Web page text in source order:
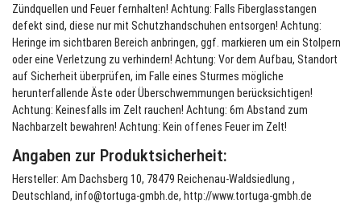
Zündquellen und Feuer fernhalten! Achtung: Falls Fiberglasstangen
defekt sind, diese nur mit Schutzhandschuhen entsorgen! Achtung:
Heringe im sichtbaren Bereich anbringen, ggf. markieren um ein Stolpern
oder eine Verletzung zu verhindern! Achtung: Vor dem Aufbau, Standort
auf Sicherheit überprüfen, im Falle eines Sturmes mögliche
herunterfallende Äste oder Überschwemmungen berücksichtigen!
Achtung: Keinesfalls im Zelt rauchen! Achtung: 6m Abstand zum
Nachbarzelt bewahren! Achtung: Kein offenes Feuer im Zelt!
Angaben zur Produktsicherheit:
Hersteller: Am Dachsberg 10, 78479 Reichenau-Waldsiedlung ,
Deutschland, info@tortuga-gmbh.de, http://www.tortuga-gmbh.de